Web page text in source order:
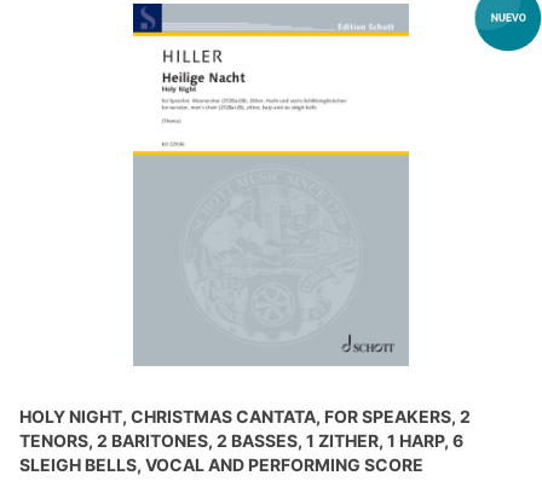
HOLY NIGHT, CHRISTMAS CANTATA, FOR SPEAKERS, 2
TENORS, 2 BARITONES, 2 BASSES, 1 ZITHER, 1 HARP, 6
SLEIGH BELLS, VOCAL AND PERFORMING SCORE